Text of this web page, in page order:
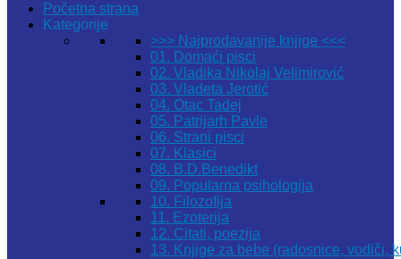
Početna strana
Kategorije
>>> Najprodavanije knjige <<<
01. Domaći pisci
02. Vladika Nikolaj Velimirović
03. Vladeta Jerotić
04. Otac Tadej
05. Patrijarh Pavle
06. Strani pisci
07. Klasici
08. B.D.Benedikt
09. Popularna psihologija
10. Filozofija
11. Ezoterija
12. Citati, poezija
13. Knjige za bebe (radosnice, vodiči,